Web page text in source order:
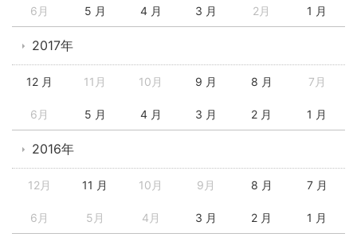
6月 5 月 4 月 3 月 2月 1 月
2017年
12 月 11月 10月 9 月 8 月 7月
6月 5 月 4 月 3 月 2 月 1 月
2016年
12月 11 月 10月 9月 8 月 7 月
6月 5月 4月 3 月 2 月 1 月